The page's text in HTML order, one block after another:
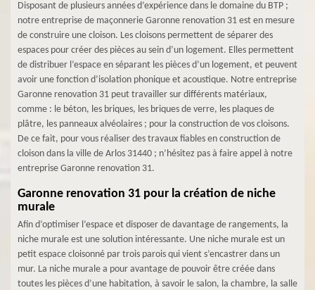
Disposant de plusieurs années d’expérience dans le domaine du BTP ;
notre entreprise de maçonnerie Garonne renovation 31 est en mesure
de construire une cloison. Les cloisons permettent de séparer des
espaces pour créer des pièces au sein d’un logement. Elles permettent
de distribuer l’espace en séparant les pièces d’un logement, et peuvent
avoir une fonction d’isolation phonique et acoustique. Notre entreprise
Garonne renovation 31 peut travailler sur différents matériaux,
comme : le béton, les briques, les briques de verre, les plaques de
plâtre, les panneaux alvéolaires ; pour la construction de vos cloisons.
De ce fait, pour vous réaliser des travaux fiables en construction de
cloison dans la ville de Arlos 31440 ; n’hésitez pas à faire appel à notre
entreprise Garonne renovation 31.
Garonne renovation 31 pour la création de niche
murale
Afin d’optimiser l’espace et disposer de davantage de rangements, la
niche murale est une solution intéressante. Une niche murale est un
petit espace cloisonné par trois parois qui vient s’encastrer dans un
mur. La niche murale a pour avantage de pouvoir être créée dans
toutes les pièces d’une habitation, à savoir le salon, la chambre, la salle